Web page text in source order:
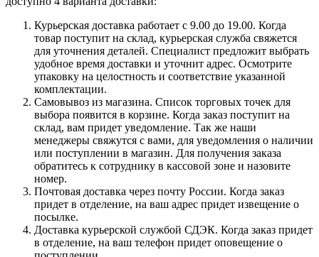
Курьерская доставка работает с 9.00 до 19.00. Когда
товар поступит на склад, курьерская служба свяжется
для уточнения деталей. Специалист предложит выбрать
удобное время доставки и уточнит адрес. Осмотрите
упаковку на целостность и соответствие указанной
комплектации.
Самовывоз из магазина. Список торговых точек для
выбора появится в корзине. Когда заказ поступит на
склад, вам придет уведомление. Так же наши
менеджеры свяжутся с вами, для уведомления о наличии
или поступлении в магазин. Для получения заказа
обратитесь к сотруднику в кассовой зоне и назовите
номер.
Почтовая доставка через почту России. Когда заказ
придет в отделение, на ваш адрес придет извещение о
посылке.
Доставка курьерской службой СДЭК. Когда заказ придет
в отделение, на ваш телефон придет оповещение о